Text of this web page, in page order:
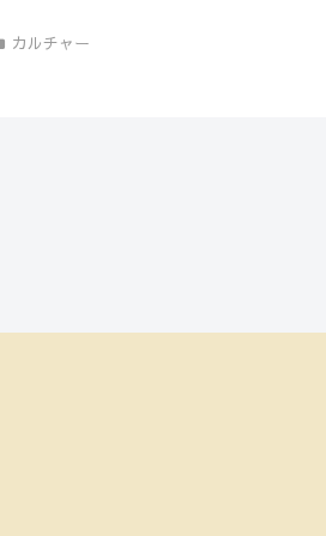
カルチャー